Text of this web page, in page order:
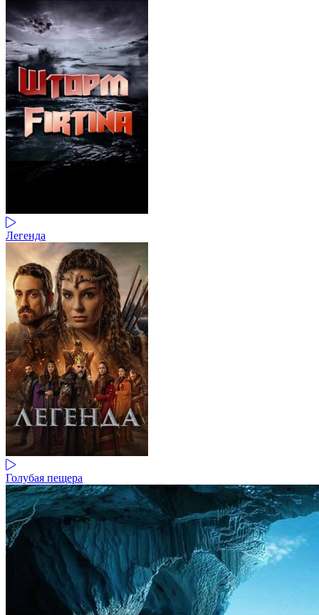
Легенда
Голубая пещера